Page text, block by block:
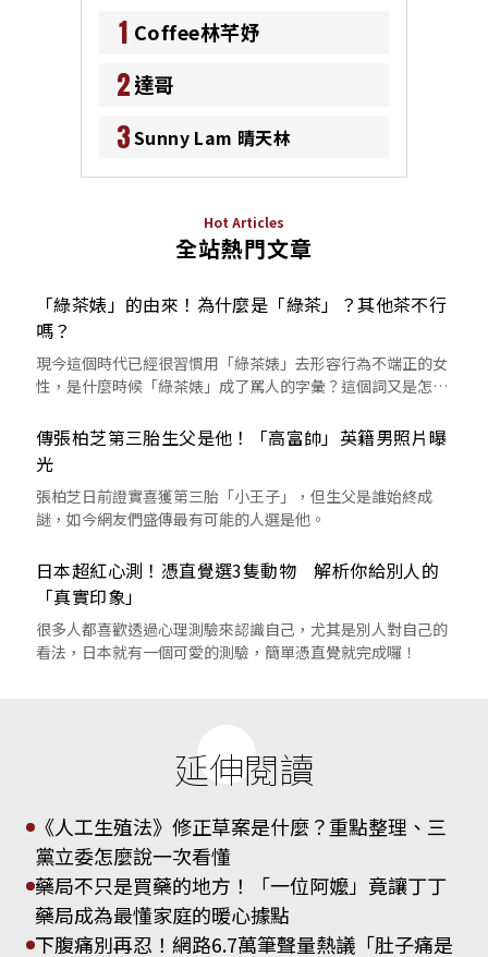
1 Coffee林芊妤
2達哥
3Sunny Lam 晴天林
Hot Articles
全站熱門文章
「綠茶婊」的由來！為什麼是「綠茶」？其他茶不行
嗎？
現今這個時代已經很習慣用「綠茶婊」去形容行為不端正的女
性，是什麼時候「綠茶婊」成了罵人的字彙？這個詞又是怎麼
傳張柏芝第三胎生父是他！「高富帥」英籍男照片曝
光
張柏芝日前證實喜獲第三胎「小王子」，但生父是誰始終成
謎，如今網友們盛傳最有可能的人選是他。
日本超紅心測！憑直覺選3隻動物 解析你給別人的
「真實印象」
很多人都喜歡透過心理測驗來認識自己，尤其是別人對自己的
看法，日本就有一個可愛的測驗，簡單憑直覺就完成囉！
延伸閱讀
《人工生殖法》修正草案是什麼？重點整理、三
黨立委怎麼說一次看懂
藥局不只是買藥的地方！「一位阿嬤」竟讓丁丁
藥局成為最懂家庭的暖心據點
下腹痛別再忍！網路6.7萬筆聲量熱議「肚子痛是